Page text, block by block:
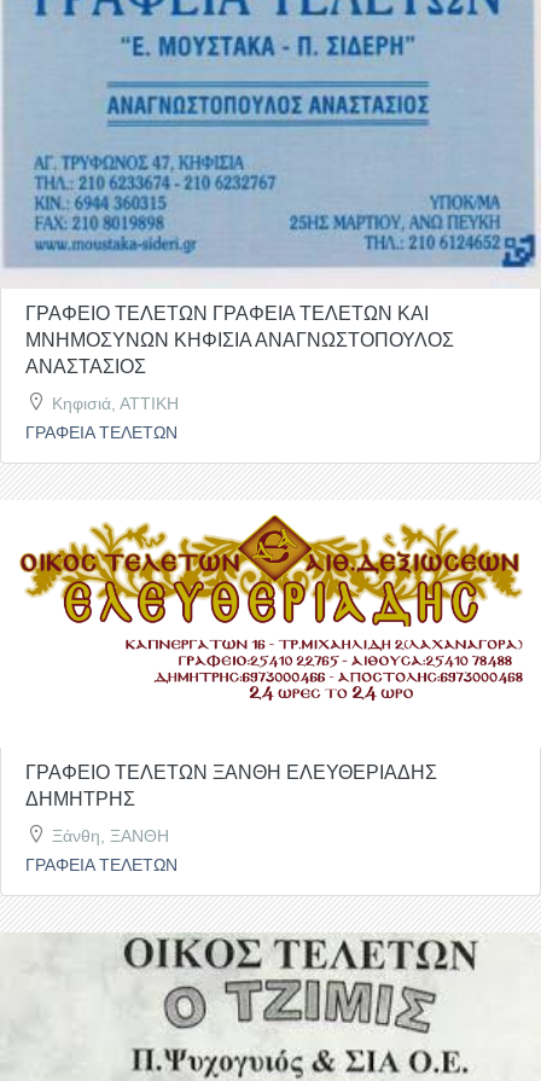
ΓΡΑΦΕΙΟ ΤΕΛΕΤΩΝ ΓΡΑΦΕΙΑ ΤΕΛΕΤΩΝ ΚΑΙ
ΜΝΗΜΟΣΥΝΩΝ ΚΗΦΙΣΙΑ ΑΝΑΓΝΩΣΤΟΠΟΥΛΟΣ
ΑΝΑΣΤΑΣΙΟΣ
Κηφισιά, ΑΤΤΙΚΗ
ΓΡΑΦΕΙΑ ΤΕΛΕΤΩΝ
ΓΡΑΦΕΙΟ ΤΕΛΕΤΩΝ ΞΑΝΘΗ ΕΛΕΥΘΕΡΙΑΔΗΣ
ΔΗΜΗΤΡΗΣ
Ξάνθη, ΞΑΝΘΗ
ΓΡΑΦΕΙΑ ΤΕΛΕΤΩΝ